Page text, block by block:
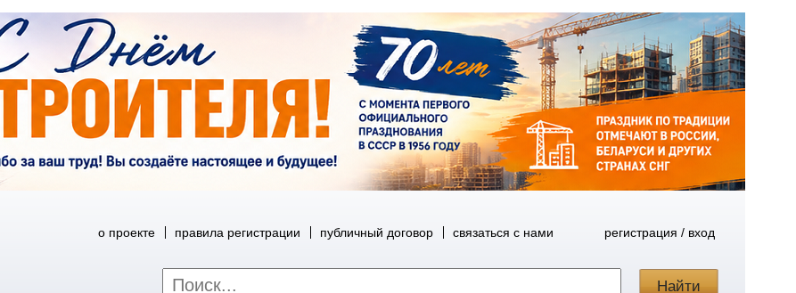
регистрация / вход
о проекте правила регистрации публичный договор связаться с нами